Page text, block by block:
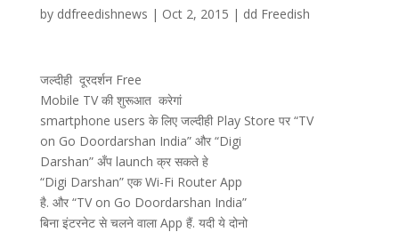
by ddfreedishnews | Oct 2, 2015 | dd Freedish
जल्दीही दूरदर्शन Free
Mobile TV की शुरूआत करेगां
smartphone users के लिए जल्दीही Play Store पर “TV
on Go Doordarshan India” और “Digi
Darshan” अँप launch क्र सकते हे
“Digi Darshan” एक Wi-Fi Router App
है. और “TV on Go Doordarshan India”
बिना इंटरनेट से चलने वाला App हैं. यदी ये दोनो